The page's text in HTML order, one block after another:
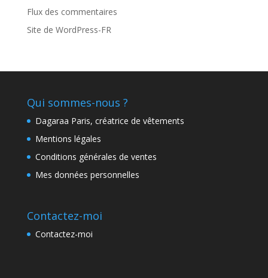
Flux des commentaires
Site de WordPress-FR
Qui sommes-nous ?
Dagaraa Paris, créatrice de vêtements
Mentions légales
Conditions générales de ventes
Mes données personnelles
Contactez-moi
Contactez-moi